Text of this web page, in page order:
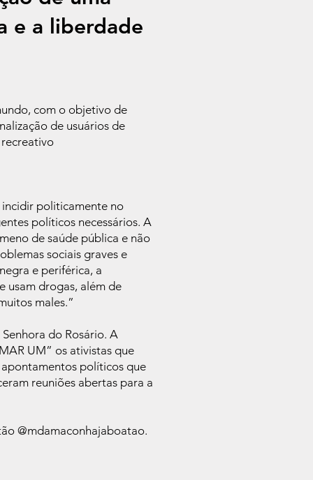
e a liberdade
com o objetivo de
de usuários de
politicamente no
políticos necessários. A
de saúde pública e não
sociais graves e
e periférica, a
usam drogas, além de
males.”
do Rosário. A
UM” os ativistas que
políticos que
reuniões abertas para a
@mdamaconhajaboatao.